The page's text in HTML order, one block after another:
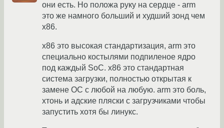
они есть. Но положа руку на сердце - arm
это же намного больший и худший зонд чем
x86.
x86 это высокая стандартизация, arm это
специально костылями подпиленое ядро
под каждый SoC. x86 это стандартная
система загрузки, полностью открытая к
замене ОС с любой на любую. arm это боль,
хтонь и адские пляски с загрузчиками чтобы
запустить хотя бы линукс.